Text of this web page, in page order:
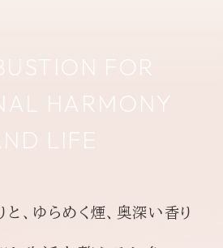
FOR
HARMONY
LIFE
、ゆらめく煙、奥深い香り